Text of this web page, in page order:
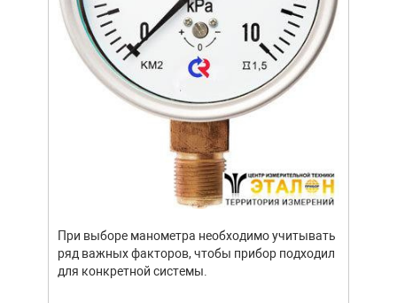
При выборе манометра необходимо учитывать
ряд важных факторов, чтобы прибор подходил
для конкретной системы.